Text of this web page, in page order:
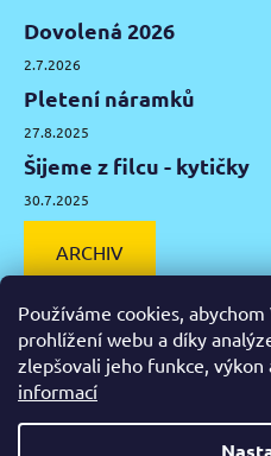
Používáme cookies,
prohlížení webu a díky
zlepšovali jeho funkce,
informací
Dovolená 2026
2.7.2026
Pletení náramků
27.8.2025
Šijeme z filcu - kytičky
30.7.2025
ARCHIV
Facebook